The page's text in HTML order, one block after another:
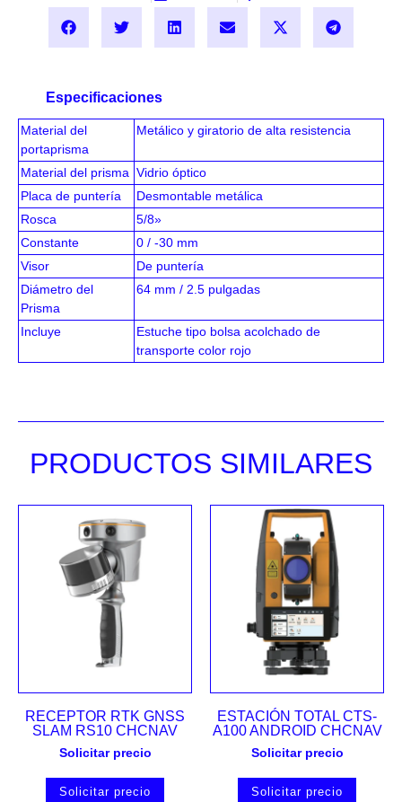
Especificaciones
Material del
portaprisma
Metálico y giratorio de alta resistencia
Material del prisma Vidrio óptico
Placa de puntería
Desmontable metálica
Rosca
5/8»
Constante
0 / -30 mm
Visor
De puntería
Diámetro del
Prisma
64 mm / 2.5 pulgadas
Incluye
Estuche tipo bolsa acolchado de
transporte color rojo
PRODUCTOS SIMILARES
RECEPTOR RTK GNSS
SLAM RS10 CHCNAV
Solicitar precio
Solicitar precio
ESTACIÓN TOTAL CTS-
A100 ANDROID CHCNAV
Solicitar precio
Solicitar precio